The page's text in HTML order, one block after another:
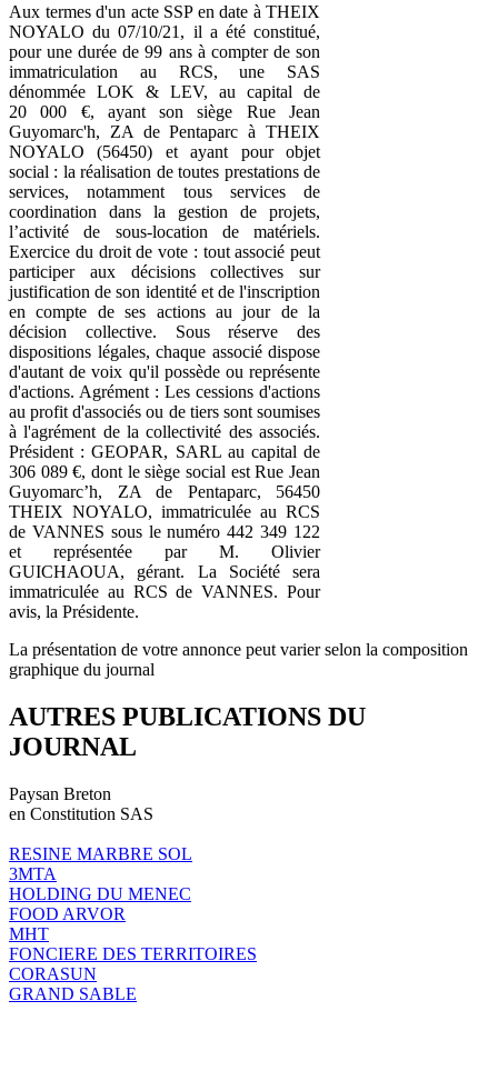
Aux termes d'un acte SSP en date à THEIX
NOYALO du 07/10/21, il a été constitué,
pour une durée de 99 ans à compter de son
immatriculation au RCS, une SAS
dénommée LOK & LEV, au capital de
20 000 €, ayant son siège Rue Jean
Guyomarc'h, ZA de Pentaparc à THEIX
NOYALO (56450) et ayant pour objet
social : la réalisation de toutes prestations de
services, notamment tous services de
coordination dans la gestion de projets,
l’activité de sous-location de matériels.
Exercice du droit de vote : tout associé peut
participer aux décisions collectives sur
justification de son identité et de l'inscription
en compte de ses actions au jour de la
décision collective. Sous réserve des
dispositions légales, chaque associé dispose
d'autant de voix qu'il possède ou représente
d'actions. Agrément : Les cessions d'actions
au profit d'associés ou de tiers sont soumises
à l'agrément de la collectivité des associés.
Président : GEOPAR, SARL au capital de
306 089 €, dont le siège social est Rue Jean
Guyomarc’h, ZA de Pentaparc, 56450
THEIX NOYALO, immatriculée au RCS
de VANNES sous le numéro 442 349 122
et représentée par M. Olivier
GUICHAOUA, gérant. La Société sera
immatriculée au RCS de VANNES. Pour
avis, la Présidente.
La présentation de votre annonce peut varier selon la composition
graphique du journal
AUTRES PUBLICATIONS DU
JOURNAL
Paysan Breton
en Constitution SAS
RESINE MARBRE SOL
3MTA
HOLDING DU MENEC
FOOD ARVOR
MHT
FONCIERE DES TERRITOIRES
CORASUN
GRAND SABLE